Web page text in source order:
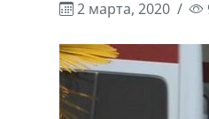
2 марта, 2020